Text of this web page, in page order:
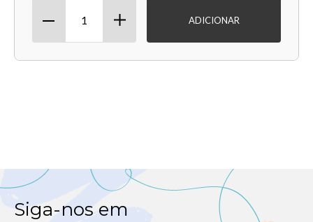
ADICIONAR
Siga-nos em